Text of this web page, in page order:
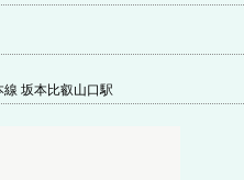
坂本比叡山口駅